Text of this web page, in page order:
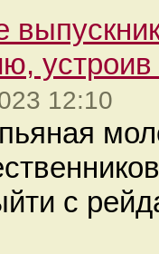
12:10
с